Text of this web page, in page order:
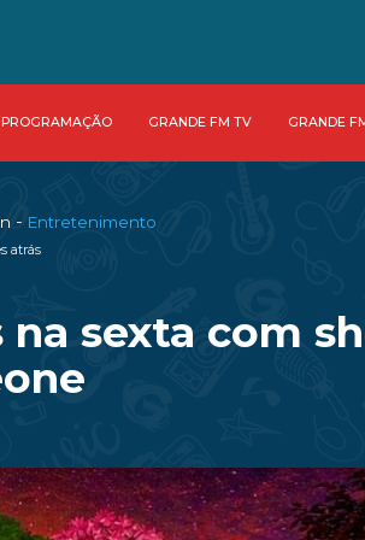
PROGRAMAÇÃO GRANDE FM TV GRANDE
- Entretenimento
atrás
sexta com